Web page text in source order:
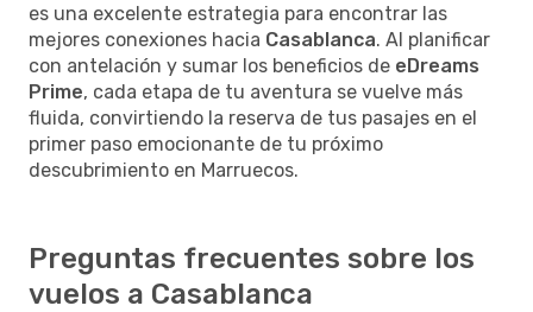
es una excelente estrategia para encontrar las
mejores conexiones hacia Casablanca. Al planificar
con antelación y sumar los beneficios de eDreams
Prime, cada etapa de tu aventura se vuelve más
fluida, convirtiendo la reserva de tus pasajes en el
primer paso emocionante de tu próximo
descubrimiento en Marruecos.
Preguntas frecuentes sobre los
vuelos a Casablanca